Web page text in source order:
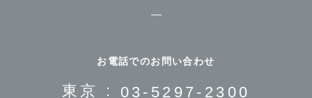
お電話でのお問い合わせ
東京 : 03-5297-2300